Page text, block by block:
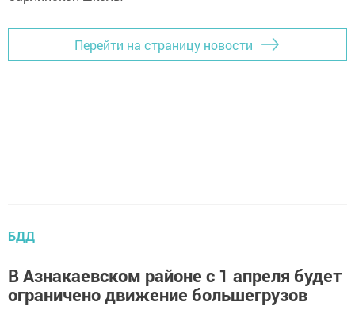
Перейти на страницу новости
БДД
В Азнакаевском районе с 1 апреля будет
ограничено движение большегрузов